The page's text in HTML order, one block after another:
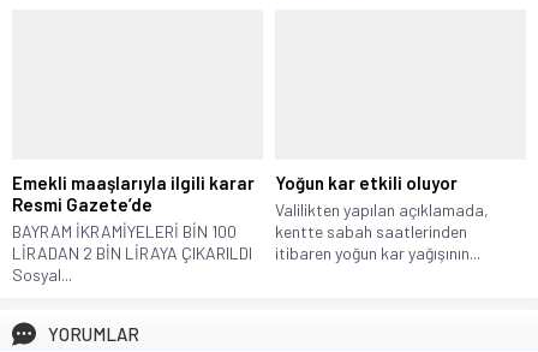
Emekli maaşlarıyla ilgili karar
Resmi Gazete’de
BAYRAM İKRAMİYELERİ BİN 100
LİRADAN 2 BİN LİRAYA ÇIKARILDI
Sosyal...
Yoğun kar etkili oluyor
Valilikten yapılan açıklamada,
kentte sabah saatlerinden
itibaren yoğun kar yağışının...
YORUMLAR